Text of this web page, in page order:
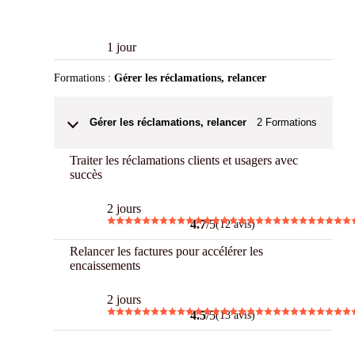
1 jour
Formations : Gérer les réclamations, relancer
Gérer les réclamations, relancer 2 Formations
Traiter les réclamations clients et usagers avec
succès
2 jours
4.7/5(12 avis)
Relancer les factures pour accélérer les
encaissements
2 jours
4.5/5(13 avis)